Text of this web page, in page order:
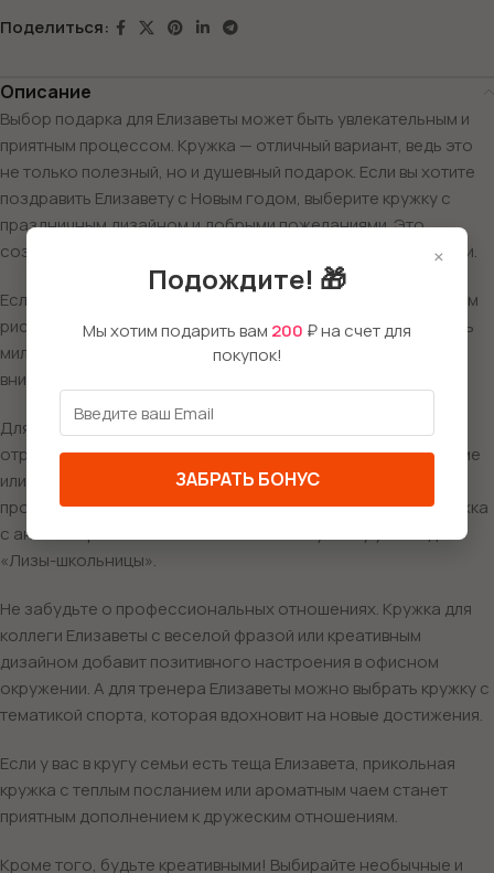
Поделиться:
Описание
Выбор подарка для Елизаветы может быть увлекательным и
приятным процессом. Кружка — отличный вариант, ведь это
не только полезный, но и душевный подарок. Если вы хотите
поздравить Елизавету с Новым годом, выберите кружку с
праздничным дизайном и добрыми пожеланиями. Это
создаст атмосферу уюта и радости в холодные зимние дни.
Если вы ищете подарок на 8 марта или Пасху, кружка с ярким
рисунком цветов или пасхальными символами станет очень
милым жестом. Такой подарок подчеркнет вашу заботу и
внимание к имениннице.
Для сестры, дочери или подруги кружка с принтом,
отражающим их увлечения или хобби — будь то спорт, аниме
или любимые фразы, — станет замечательным способом
проявить индивидуальность. Например, керамическая кружка
с аниме-героями обязательно вызовет улыбку у молодой
«Лизы-школьницы».
Не забудьте о профессиональных отношениях. Кружка для
коллеги Елизаветы с веселой фразой или креативным
дизайном добавит позитивного настроения в офисном
окружении. А для тренера Елизаветы можно выбрать кружку с
тематикой спорта, которая вдохновит на новые достижения.
Если у вас в кругу семьи есть теща Елизавета, прикольная
кружка с теплым посланием или ароматным чаем станет
приятным дополнением к дружеским отношениям.
Кроме того, будьте креативными! Выбирайте необычные и
×
Подождите! 🎁
Мы хотим подарить вам 200 ₽ на счет для
покупок!
ЗАБРАТЬ БОНУС